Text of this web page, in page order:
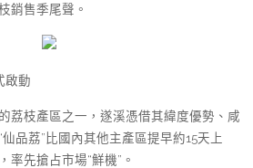
銷售季尾聲。
啟動
荔枝產區之一，遂溪憑借其緯度優勢、咸
品荔”比國內其他主產區提早約15天上
率先搶占市場“鮮機”。